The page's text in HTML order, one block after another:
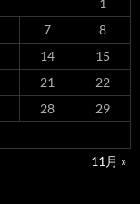
1
7
8
14
15
21
22
28
29
11月 »